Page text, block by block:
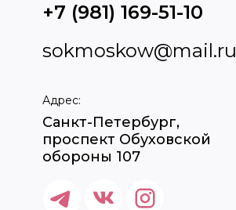
+7 (981) 169-51-10
sokmoskow@mail.ru
Адрес:
Санкт-Петербург,
проспект Обуховской
обороны 107